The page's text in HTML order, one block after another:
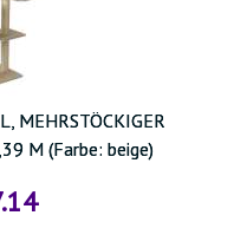
MEHRSTÖCKIGER
M (Farbe: beige)